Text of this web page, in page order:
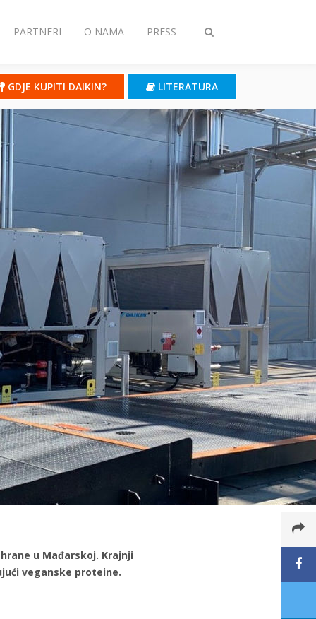
Toggle
PARTNERI O NAMA PRESS
GDJE KUPITI DAIKIN? LITERATURA
u Mađarskoj. Krajnji
veganske proteine.